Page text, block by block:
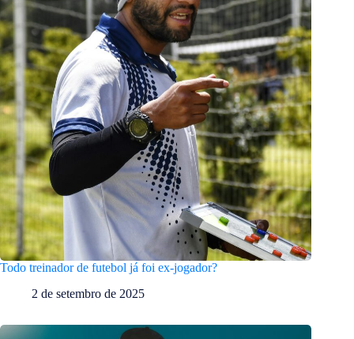
Todo treinador de futebol já foi ex-jogador?
2 de setembro de 2025